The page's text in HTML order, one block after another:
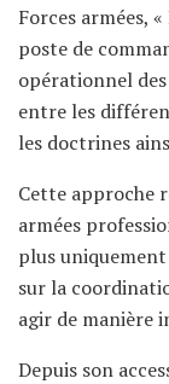
Forces armées,
poste de
opérationnel
entre les
les doctrines
Cette approche
armées
plus
sur la
agir de manière
Depuis son